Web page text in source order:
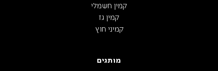
קמין חשמלי
קמין גז
קמיני חוץ
מותגים